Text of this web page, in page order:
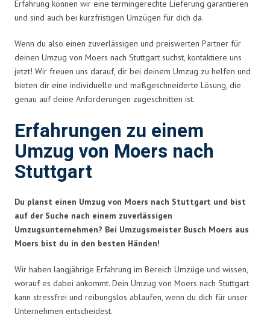
Erfahrung können wir eine termingerechte Lieferung garantieren
und sind auch bei kurzfristigen Umzügen für dich da.
Wenn du also einen zuverlässigen und preiswerten Partner für
deinen Umzug von Moers nach Stuttgart suchst, kontaktiere uns
jetzt! Wir freuen uns darauf, dir bei deinem Umzug zu helfen und
bieten dir eine individuelle und maßgeschneiderte Lösung, die
genau auf deine Anforderungen zugeschnitten ist.
Erfahrungen zu einem
Umzug von Moers nach
Stuttgart
Du planst einen Umzug von Moers nach Stuttgart und bist
auf der Suche nach einem zuverlässigen
Umzugsunternehmen? Bei Umzugsmeister Busch Moers aus
Moers bist du in den besten Händen!
Wir haben langjährige Erfahrung im Bereich Umzüge und wissen,
worauf es dabei ankommt. Dein Umzug von Moers nach Stuttgart
kann stressfrei und reibungslos ablaufen, wenn du dich für unser
Unternehmen entscheidest.